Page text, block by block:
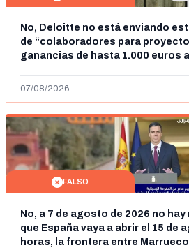
No, Deloitte no está enviando
de “colaboradores para
ganancias de hasta 1.000 euros
07/08/2026
FALSO
No, a 7 de agosto de 2026 no
que España vaya a abrir el 15 de
horas, la frontera entre